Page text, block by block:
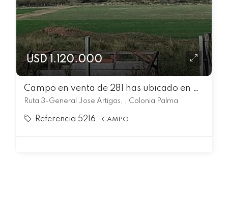
USD 1.120.000
Campo en venta de 281 has ubicado en Artigas Ruta 3
Ruta 3-General Jose Artigas, , Colonia Palma
Referencia 5216 CAMPO